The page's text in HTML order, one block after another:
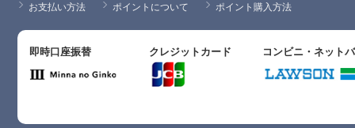
お支払い方法 ポイントについて ポイント購入方法
即時口座振替 クレジットカード コンビニ・ネット